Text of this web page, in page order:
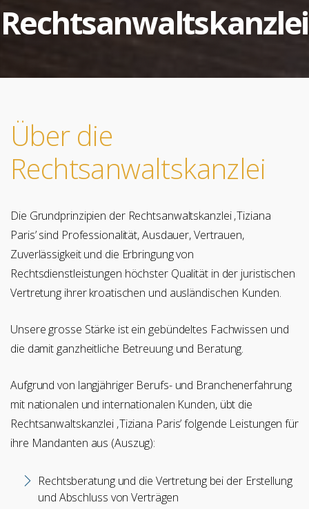
Rechtsanwaltskanzlei
Über die
Rechtsanwaltskanzlei
Die Grundprinzipien der Rechtsanwaltskanzlei ‚Tiziana
Paris’ sind Professionalität, Ausdauer, Vertrauen,
Zuverlässigkeit und die Erbringung von
Rechtsdienstleistungen höchster Qualität in der juristischen
Vertretung ihrer kroatischen und ausländischen Kunden.
Unsere grosse Stärke ist ein gebündeltes Fachwissen und
die damit ganzheitliche Betreuung und Beratung.
Aufgrund von langjähriger Berufs- und Branchenerfahrung
mit nationalen und internationalen Kunden, übt die
Rechtsanwaltskanzlei ‚Tiziana Paris’ folgende Leistungen für
ihre Mandanten aus (Auszug):
Rechtsberatung und die Vertretung bei der Erstellung
und Abschluss von Verträgen